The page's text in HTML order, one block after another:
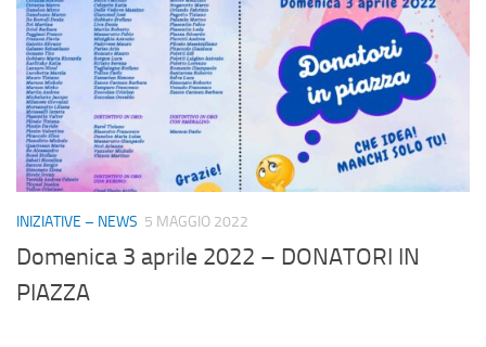
INIZIATIVE – NEWS 5 MAGGIO 2022
Domenica 3 aprile 2022 – DONATORI IN
PIAZZA